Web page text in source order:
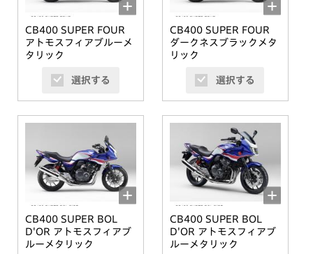
CB400 SUPER FOUR
アトモスフィアブルーメ
タリック
選択する
CB400 SUPER FOUR
ダークネスブラックメタ
リック
選択する
CB400 SUPER BOL
D'OR アトモスフィアブ
ルーメタリック
CB400 SUPER BOL
D'OR アトモスフィアブ
ルーメタリック